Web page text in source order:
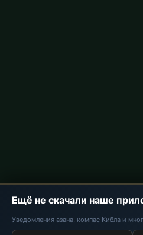
Ещё не скачали наше
Уведомления азана, компас Кибла и